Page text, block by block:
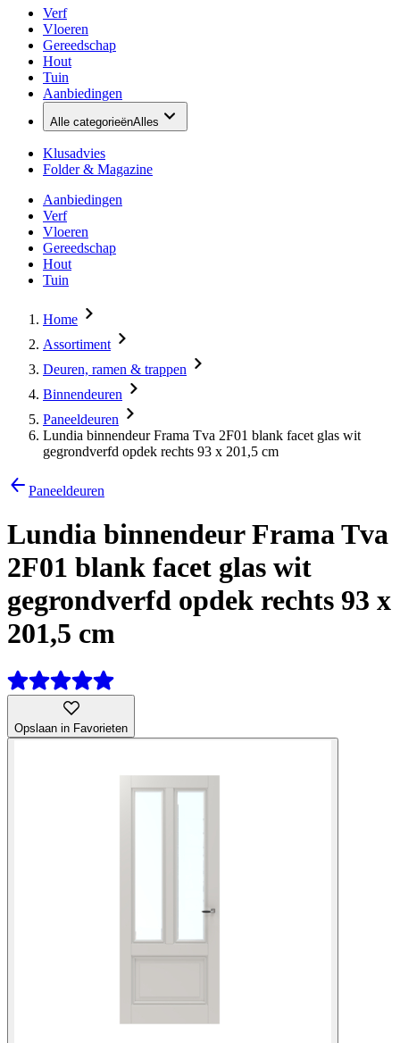
Verf
Vloeren
Gereedschap
Hout
Tuin
Aanbiedingen
Alle categorieënAlles
Klusadvies
Folder & Magazine
Aanbiedingen
Verf
Vloeren
Gereedschap
Hout
Tuin
Home
Assortiment
Deuren, ramen & trappen
Binnendeuren
Paneeldeuren
Lundia binnendeur Frama Tva 2F01 blank facet glas wit
gegrondverfd opdek rechts 93 x 201,5 cm
Paneeldeuren
Lundia binnendeur Frama Tva
2F01 blank facet glas wit
gegrondverfd opdek rechts 93 x
201,5 cm
Opslaan in Favorieten